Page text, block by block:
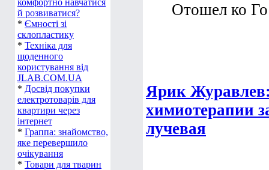
комфортно навчатися
й розвиватися?
* Ємності зі
склопластику
* Техніка для
щоденного
користування від
JLAB.COM.UA
* Досвід покупки
електротоварів для
квартири через
інтернет
* Граппа: знайомство,
яке перевершило
очікування
* Товари для тварин
Отошел ко
Ярик
химиотерапии
лучевая